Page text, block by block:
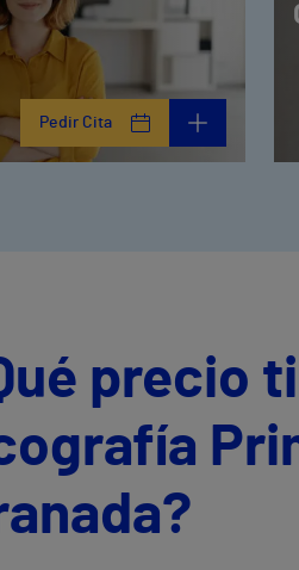
Pedir Cita
precio